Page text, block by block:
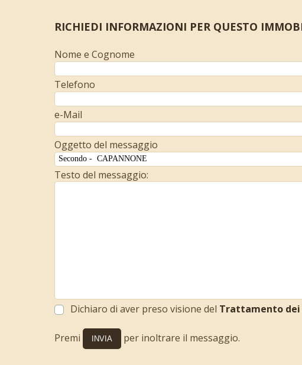
RICHIEDI INFORMAZIONI PER QUESTO
Nome e Cognome
Telefono
e-Mail
Oggetto del messaggio
Testo del messaggio:
Dichiaro di aver preso visione del Trattamento
Premi per inoltrare il messaggio.